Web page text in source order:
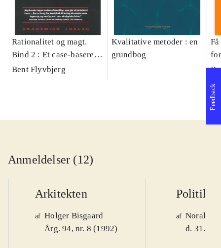
Rationalitet og magt.
Bind 2 : Et case-baseret
studie af planlægning,
Bent Flyvbjerg
Kvalitative metoder : en
grundbog
Anmeldelser (12)
Arkitekten
af Holger Bisgaard
Årg. 94, nr. 8 (1992)
Politiken
af Noralv
d. 31.
Feedback